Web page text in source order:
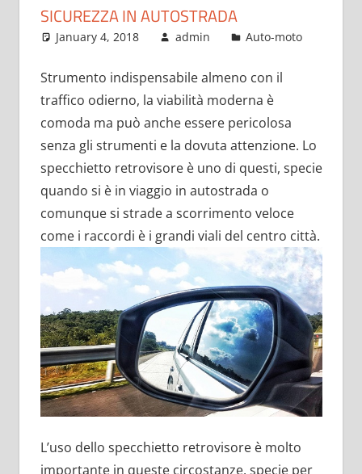
SICUREZZA IN AUTOSTRADA
January 4, 2018 admin Auto-moto
Strumento indispensabile almeno con il
traffico odierno, la viabilità moderna è
comoda ma può anche essere pericolosa
senza gli strumenti e la dovuta attenzione. Lo
specchietto retrovisore è uno di questi, specie
quando si è in viaggio in autostrada o
comunque si strade a scorrimento veloce
come i raccordi è i grandi viali del centro città.
L’uso dello specchietto retrovisore è molto
importante in queste circostanze, specie per